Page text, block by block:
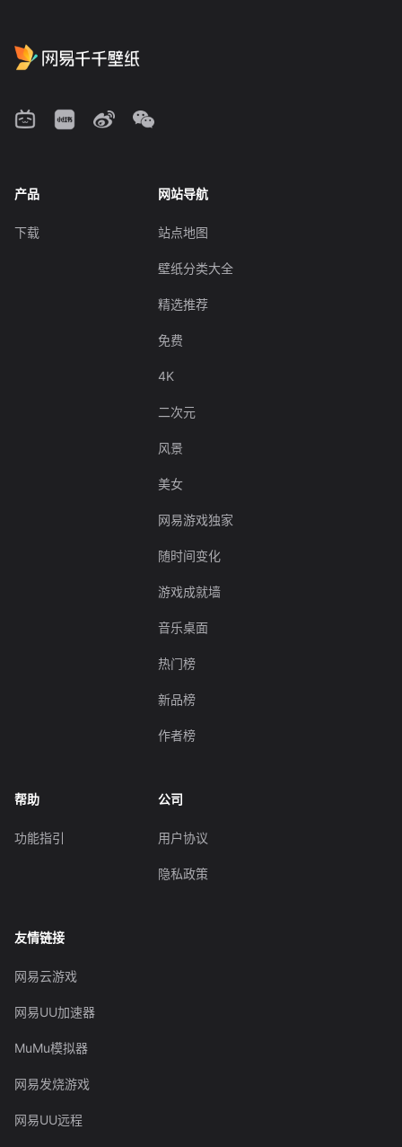
产品
下载
网站导航
站点地图
壁纸分类大全
精选推荐
免费
4K
二次元
风景
美女
网易游戏独家
随时间变化
游戏成就墙
音乐桌面
热门榜
新品榜
作者榜
帮助
功能指引
公司
用户协议
隐私政策
友情链接
网易云游戏
网易UU加速器
MuMu模拟器
网易发烧游戏
网易UU远程